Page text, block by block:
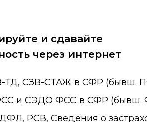
ТД, СЗВ-СТАЖ в СФР (бывш.
и СЭДО ФСС в СФР (бывш.
РСВ, Сведения о
и сдавайте
через интернет